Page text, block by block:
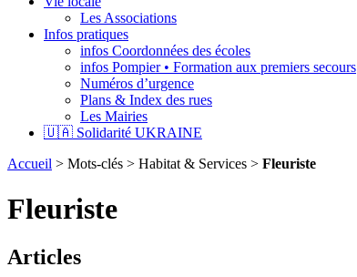
Les Associations
Infos pratiques
infos Coordonnées des écoles
infos Pompier • Formation aux premiers secours
Numéros d’urgence
Plans & Index des rues
Les Mairies
🇺🇦 Solidarité UKRAINE
Accueil > Mots-clés > Habitat & Services > Fleuriste
Fleuriste
Articles